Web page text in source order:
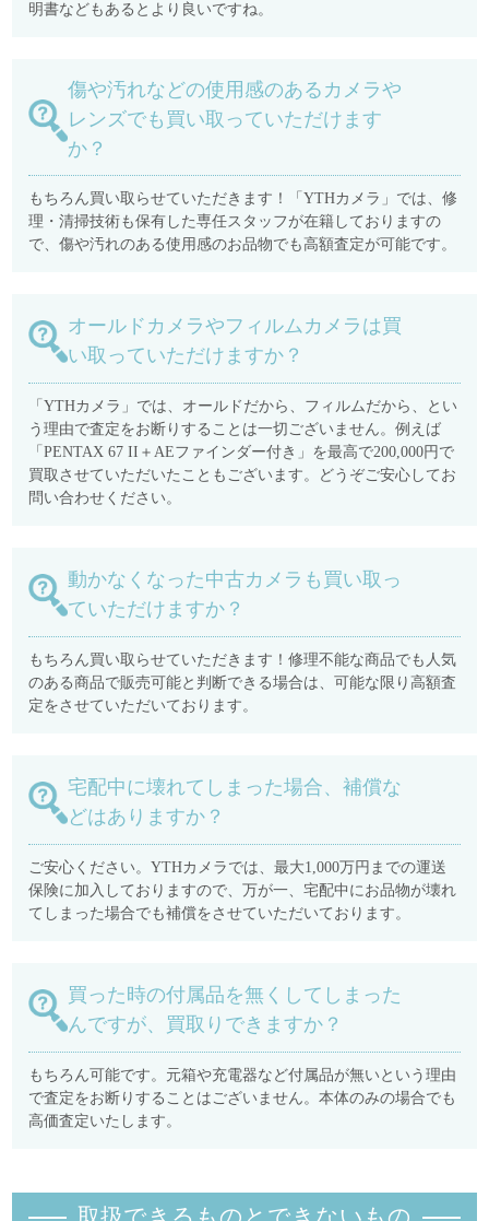
明書などもあるとより良いですね。
傷や汚れなどの使用感のあるカメラや
レンズでも買い取っていただけます
か？
もちろん買い取らせていただきます！「YTHカメラ」では、修
理・清掃技術も保有した専任スタッフが在籍しておりますの
で、傷や汚れのある使用感のお品物でも高額査定が可能です。
オールドカメラやフィルムカメラは買
い取っていただけますか？
「YTHカメラ」では、オールドだから、フィルムだから、とい
う理由で査定をお断りすることは一切ございません。例えば
「PENTAX 67 II＋AEファインダー付き」を最高で200,000円で
買取させていただいたこともございます。どうぞご安心してお
問い合わせください。
動かなくなった中古カメラも買い取っ
ていただけますか？
もちろん買い取らせていただきます！修理不能な商品でも人気
のある商品で販売可能と判断できる場合は、可能な限り高額査
定をさせていただいております。
宅配中に壊れてしまった場合、補償な
どはありますか？
ご安心ください。YTHカメラでは、最大1,000万円までの運送
保険に加入しておりますので、万が一、宅配中にお品物が壊れ
てしまった場合でも補償をさせていただいております。
買った時の付属品を無くしてしまった
んですが、買取りできますか？
もちろん可能です。元箱や充電器など付属品が無いという理由
で査定をお断りすることはございません。本体のみの場合でも
高価査定いたします。